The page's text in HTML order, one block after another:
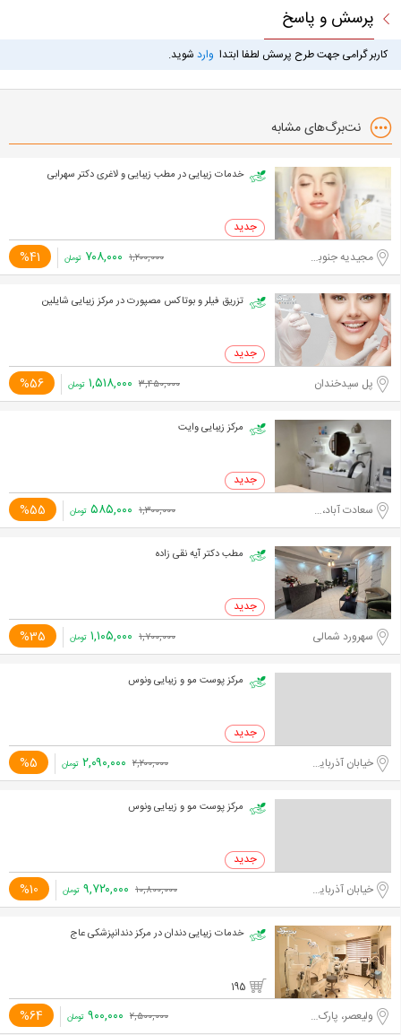
پرسش و پاسخ
کاربر گرامی جهت طرح پرسش لطفا ابتدا وارد شوید.
نت‌برگ‌های مشابه
خدمات زیبایی در مطب زیبایی و لاغری دکتر سهرابی
مجیدیه جنوبی %41 ۱,۲۰۰,۰۰۰ ۷۰۸,۰۰۰ تومان
تزریق فیلر و بوتاکس مصپورت در مرکز زیبایی شایلین
پل سیدخندان %56 ۳,۴۵۰,۰۰۰ ۱,۵۱۸,۰۰۰ تومان
مرکز زیبایی وایت
سعادت آباد،مدیریت %55 ۱,۳۰۰,۰۰۰ ۵۸۵,۰۰۰ تومان
مطب دکتر آیه نقی زاده
سهرورد شمالی %35 ۱,۷۰۰,۰۰۰ ۱,۱۰۵,۰۰۰ تومان
مرکز پوست مو و زیبایی ونوس
خیابان آذربایجان %5 ۲,۲۰۰,۰۰۰ ۲,۰۹۰,۰۰۰ تومان
مرکز پوست مو و زیبایی ونوس
خیابان آذربایجان %10 ۱۰,۸۰۰,۰۰۰ ۹,۷۲۰,۰۰۰ تومان
خدمات زیبایی دندان در مرکز دندانپزشکی عاج
195
ولیعصر، پارک ساعی %64 ۲,۵۰۰,۰۰۰ ۹۰۰,۰۰۰ تومان